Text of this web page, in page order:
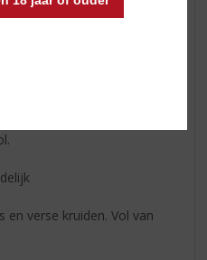
en verse kruiden. Vol van